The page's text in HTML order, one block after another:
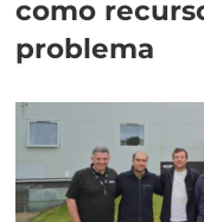
como
problema